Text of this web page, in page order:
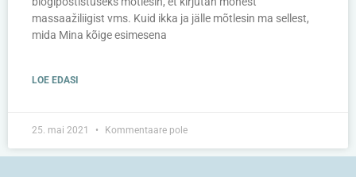
massaažiliigist vms. Kuid ikka ja jälle mõtlesin ma sellest,
mida Mina kõige esimesena
LOE EDASI
25. mai 2021 Kommentaare pole